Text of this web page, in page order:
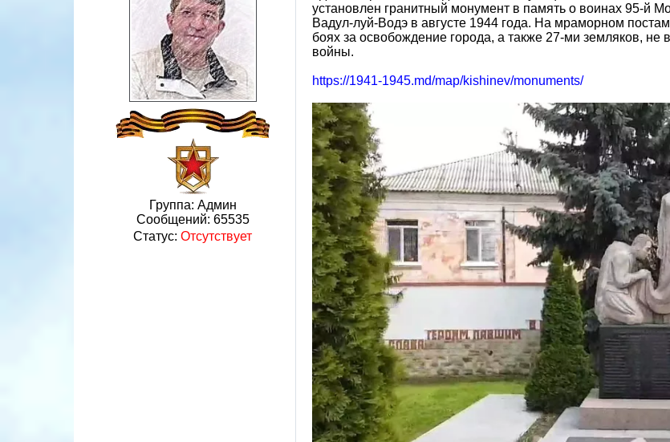
Группа: Админ
Сообщений: 65535
Статус: Отсутствует
установлен гранитный монумент в память о воинах 95-й
Вадул-луй-Водэ в августе 1944 года. На мраморном
боях за освобождение города, а также 27-ми земляков,
войны.
https://1941-1945.md/map/kishinev/monuments/